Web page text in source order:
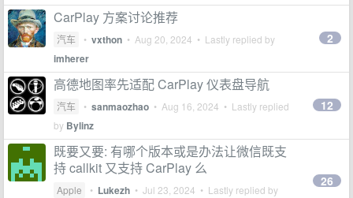
CarPlay 方案讨论推荐
汽车 • vxthon • Aug 20, 2024 • Lastly replied by
imherer
2
高德地图率先适配 CarPlay 仪表盘导航
汽车 • sanmaozhao • Aug 16, 2024 • Lastly replied
by Bylinz
12
既要又要: 有哪个版本或是办法让微信既支
持 callkit 又支持 CarPlay 么
Apple • Lukezh • Jul 23, 2024 • Lastly replied by
26